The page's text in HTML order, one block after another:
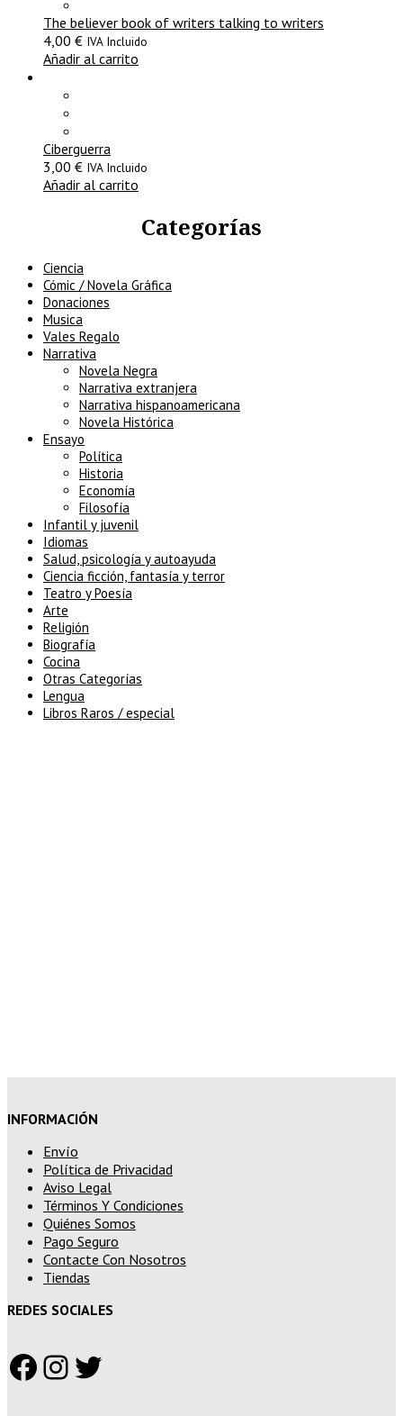
The believer book of writers talking to writers
4,00 € IVA Incluido
Añadir al carrito
Ciberguerra
3,00 € IVA Incluido
Añadir al carrito
Categorías
Ciencia
Cómic / Novela Gráfica
Donaciones
Musica
Vales Regalo
Narrativa
Novela Negra
Narrativa extranjera
Narrativa hispanoamericana
Novela Histórica
Ensayo
Política
Historia
Economía
Filosofía
Infantil y juvenil
Idiomas
Salud, psicología y autoayuda
Ciencia ficción, fantasía y terror
Teatro y Poesía
Arte
Religión
Biografía
Cocina
Otras Categorías
Lengua
Libros Raros / especial
INFORMACIÓN
Envío
Política de Privacidad
Aviso Legal
Términos Y Condiciones
Quiénes Somos
Pago Seguro
Contacte Con Nosotros
Tiendas
REDES SOCIALES
Facebook
Instagram
Twitter